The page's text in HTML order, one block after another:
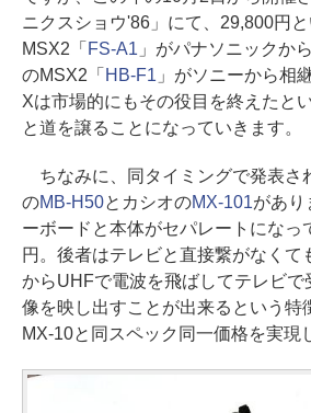
ニクスショウ'86」にて、29,800円
MSX2「 FS-A1 」がパナソニックか
のMSX2「 HB-F1 」がソニーから相
Xは市場的にもその役目を終えたと
と道を譲ることになっていきます。
ちなみに、同タイミングで発表さ
のMB-H50とカシオのMX-101があり
ーボードと本体がセパレートになっ
円。後者はテレビと直接繋がなくて
からUHFで電波を飛ばしてテレビで
像を映し出すことが出来るという特
MX-10と同スペック同一価格を実現